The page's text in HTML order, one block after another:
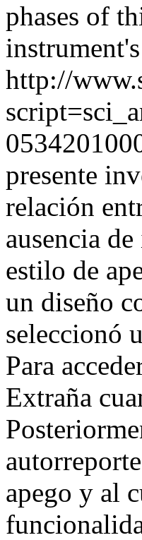
phases of
http://
presente
relación
ausencia
estilo de
un diseño
seleccionó
Para
Extraña
apego y al